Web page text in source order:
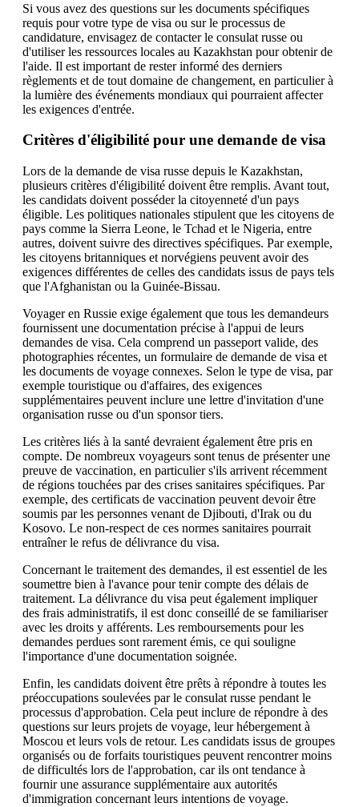
Si vous avez des questions sur les documents spécifiques
requis pour votre type de visa ou sur le processus de
candidature, envisagez de contacter le consulat russe ou
d'utiliser les ressources locales au Kazakhstan pour obtenir de
l'aide. Il est important de rester informé des derniers
règlements et de tout domaine de changement, en particulier à
la lumière des événements mondiaux qui pourraient affecter
les exigences d'entrée.
Critères d'éligibilité pour une demande de visa
Lors de la demande de visa russe depuis le Kazakhstan,
plusieurs critères d'éligibilité doivent être remplis. Avant tout,
les candidats doivent posséder la citoyenneté d'un pays
éligible. Les politiques nationales stipulent que les citoyens de
pays comme la Sierra Leone, le Tchad et le Nigeria, entre
autres, doivent suivre des directives spécifiques. Par exemple,
les citoyens britanniques et norvégiens peuvent avoir des
exigences différentes de celles des candidats issus de pays tels
que l'Afghanistan ou la Guinée-Bissau.
Voyager en Russie exige également que tous les demandeurs
fournissent une documentation précise à l'appui de leurs
demandes de visa. Cela comprend un passeport valide, des
photographies récentes, un formulaire de demande de visa et
les documents de voyage connexes. Selon le type de visa, par
exemple touristique ou d'affaires, des exigences
supplémentaires peuvent inclure une lettre d'invitation d'une
organisation russe ou d'un sponsor tiers.
Les critères liés à la santé devraient également être pris en
compte. De nombreux voyageurs sont tenus de présenter une
preuve de vaccination, en particulier s'ils arrivent récemment
de régions touchées par des crises sanitaires spécifiques. Par
exemple, des certificats de vaccination peuvent devoir être
soumis par les personnes venant de Djibouti, d'Irak ou du
Kosovo. Le non-respect de ces normes sanitaires pourrait
entraîner le refus de délivrance du visa.
Concernant le traitement des demandes, il est essentiel de les
soumettre bien à l'avance pour tenir compte des délais de
traitement. La délivrance du visa peut également impliquer
des frais administratifs, il est donc conseillé de se familiariser
avec les droits y afférents. Les remboursements pour les
demandes perdues sont rarement émis, ce qui souligne
l'importance d'une documentation soignée.
Enfin, les candidats doivent être prêts à répondre à toutes les
préoccupations soulevées par le consulat russe pendant le
processus d'approbation. Cela peut inclure de répondre à des
questions sur leurs projets de voyage, leur hébergement à
Moscou et leurs vols de retour. Les candidats issus de groupes
organisés ou de forfaits touristiques peuvent rencontrer moins
de difficultés lors de l'approbation, car ils ont tendance à
fournir une assurance supplémentaire aux autorités
d'immigration concernant leurs intentions de voyage.